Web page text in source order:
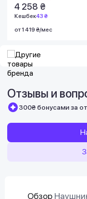
4 258 ₴
Кешбек43 ₴
от 1 419 ₴/мес
Отзывы и
300₴ бонусами за
Обзор